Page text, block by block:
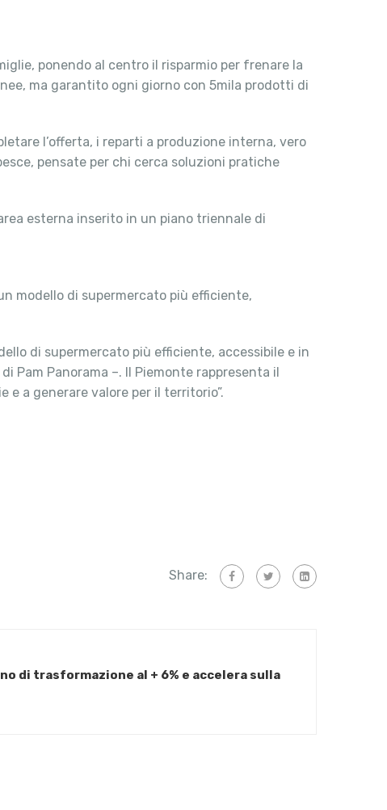
ponendo al centro il risparmio per frenare la
ma garantito ogni giorno con 5mila prodotti di
l’offerta, i reparti a produzione interna, vero
pensate per chi cerca soluzioni pratiche
esterna inserito in un piano triennale di
modello di supermercato più efficiente,
di supermercato più efficiente, accessibile e in
Pam Panorama –. Il Piemonte rappresenta il
a generare valore per il territorio”.
Share:
di trasformazione al + 6% e accelera sulla